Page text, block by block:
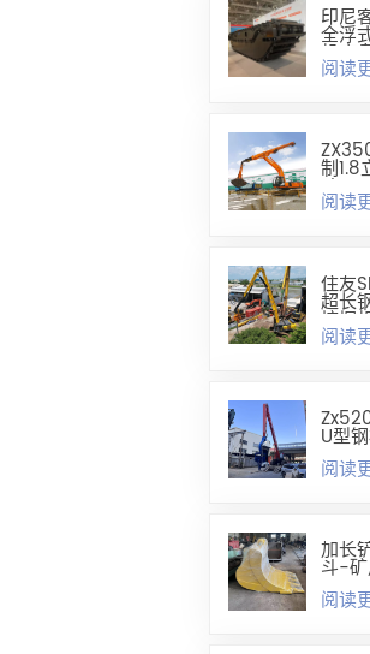
印尼
全浮
机底
阅读
制1.8
斗
阅读
住友
超长
挖掘
阅读
U型
阅读
加长
斗-
阅读